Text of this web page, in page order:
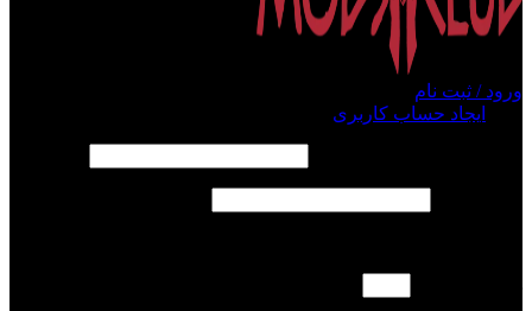
ورود / ثبت نام
ایجاد حساب کاربری